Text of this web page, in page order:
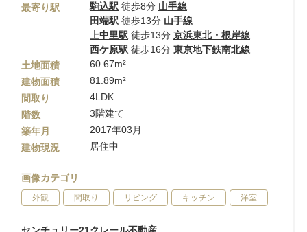
最寄り駅
駒込駅 徒歩8分 山手線
田端駅 徒歩13分 山手線
上中里駅 徒歩13分 京浜東北・根岸線
西ケ原駅 徒歩16分 東京地下鉄南北線
土地面積
60.67m²
建物面積
81.89m²
間取り
4LDK
階数
3階建て
築年月
2017年03月
建物現況
居住中
画像カテゴリ
外観 間取り リビング キッチン 洋室